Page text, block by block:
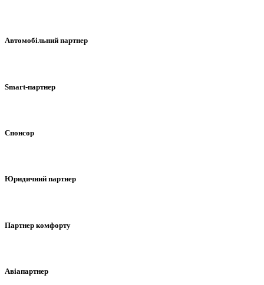
Автомобільний партнер
Smart-партнер
Спонсор
Юридичний партнер
Партнер комфорту
Авіапартнер